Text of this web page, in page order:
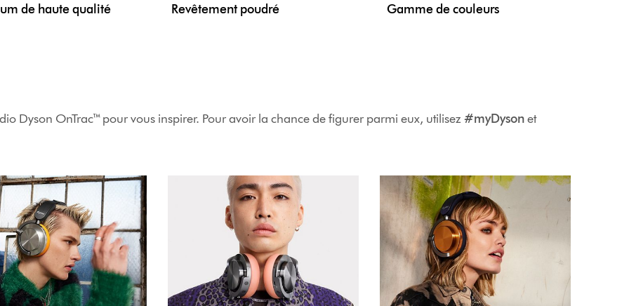
de haute qualité Revêtement poudré Gamme de couleurs
Dyson OnTrac™ pour vous inspirer. Pour avoir la chance de figurer parmi eux, utilisez #myDysonet